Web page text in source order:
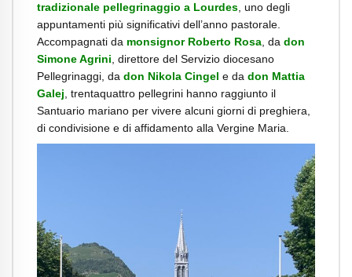
tradizionale pellegrinaggio a Lourdes , uno degli
appuntamenti più significativi dell’anno pastorale.
Accompagnati da monsignor Roberto Rosa , da don
Simone Agrini , direttore del Servizio diocesano
Pellegrinaggi, da don Nikola Cingel e da don Mattia
Galej , trentaquattro pellegrini hanno raggiunto il
Santuario mariano per vivere alcuni giorni di preghiera,
di condivisione e di affidamento alla Vergine Maria.